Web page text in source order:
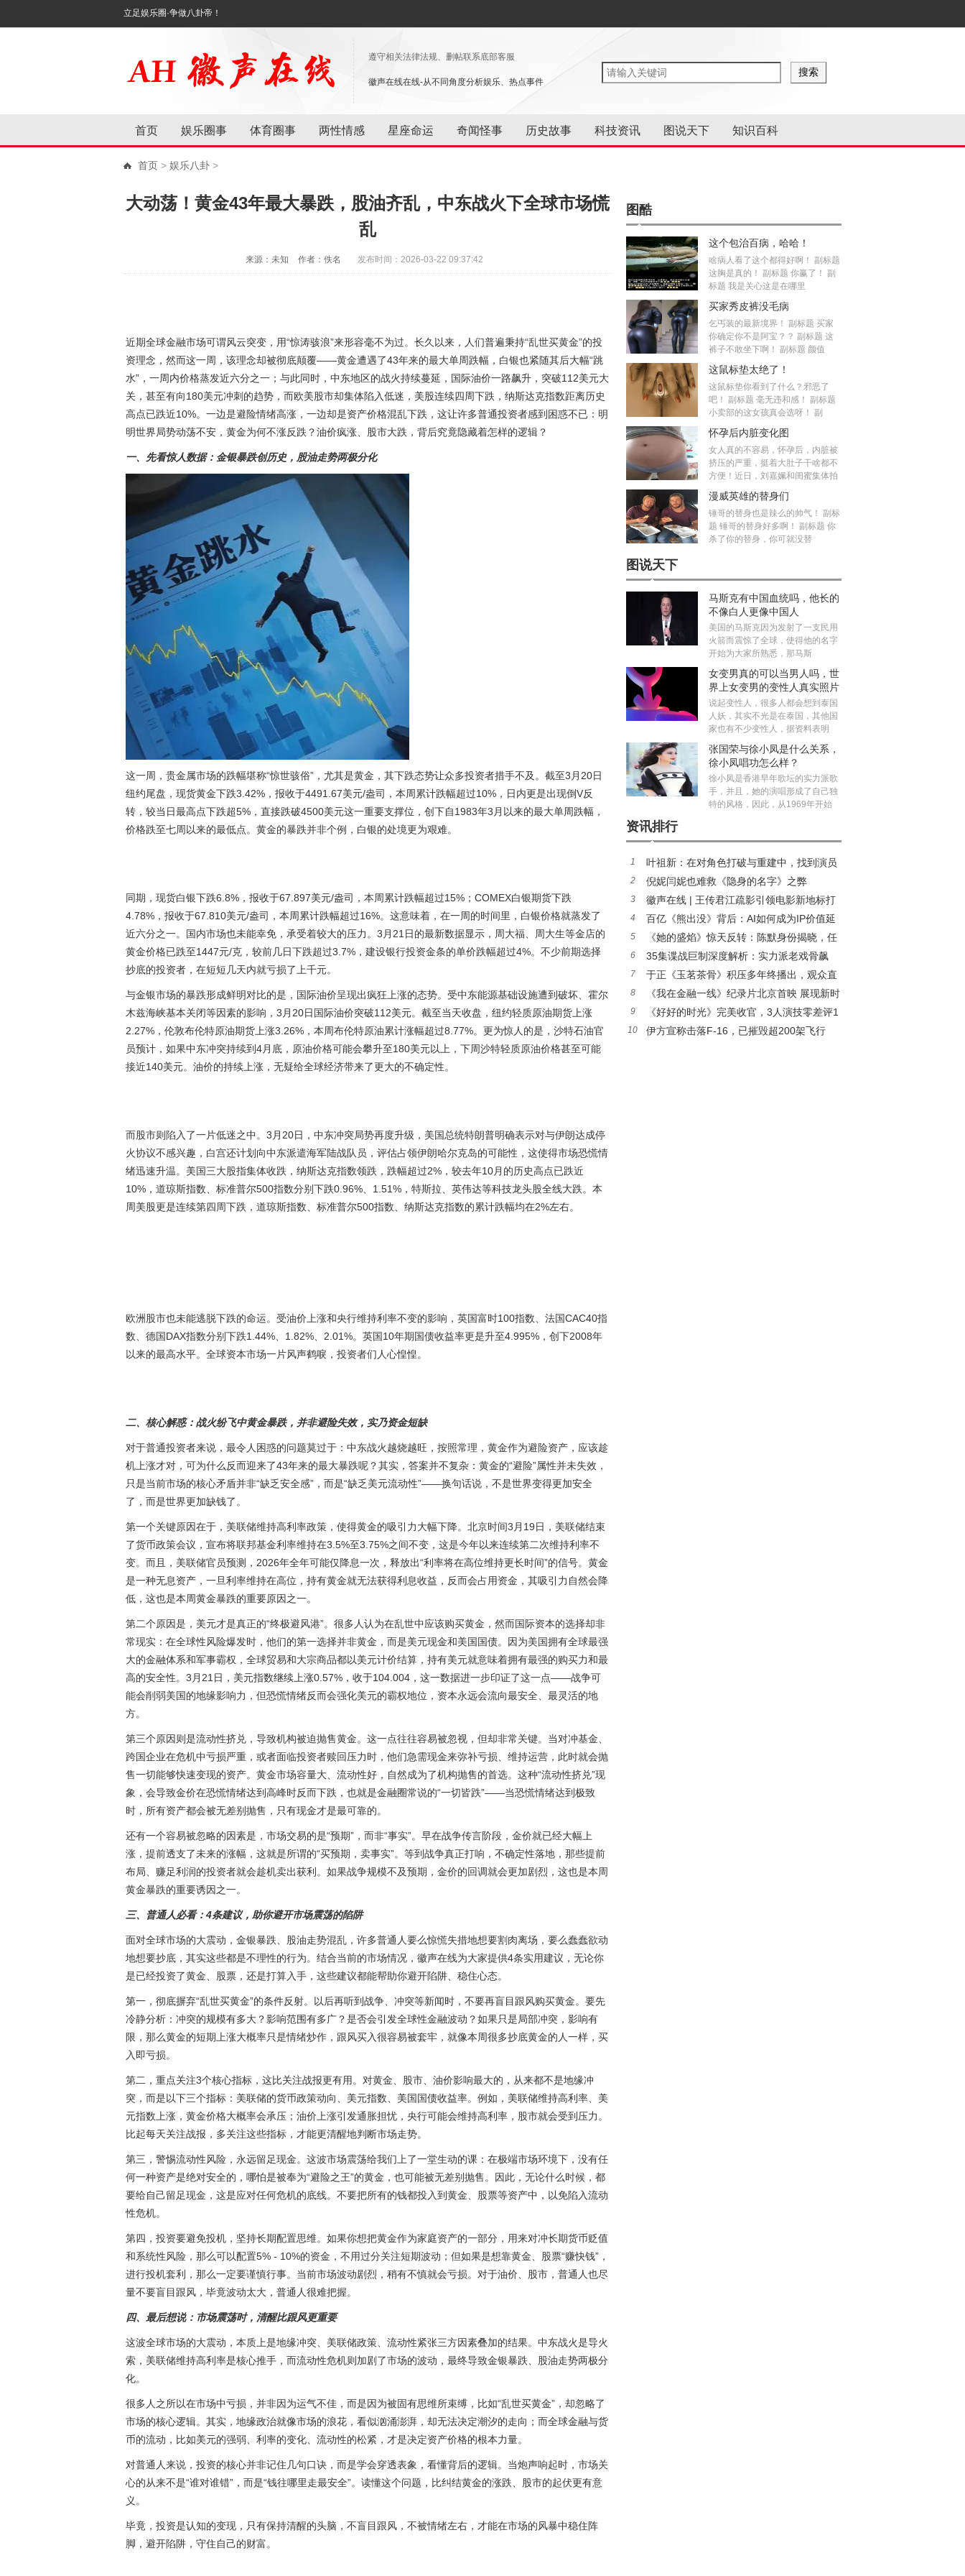
立足娱乐圈·争做八卦帝！
遵守相关法律法规、删帖联系底部客服
徽声在线在线-从不同角度分析娱乐、热点事件
首页 娱乐圈事 体育圈事 两性情感 星座命运 奇闻怪事 历史故事 科技资讯 图说天下 知识百科
首页 > 娱乐八卦 >
大动荡！黄金43年最大暴跌，股油齐乱，中东战火下全球市场慌
乱
来源：未知 作者：佚名 发布时间：2026-03-22 09:37:42
近期全球金融市场可谓风云突变，用“惊涛骇浪”来形容毫不为过。长久以来，人们普遍秉持“乱世买黄金”的投
资理念，然而这一周，该理念却被彻底颠覆——黄金遭遇了43年来的最大单周跌幅，白银也紧随其后大幅“跳
水”，一周内价格蒸发近六分之一；与此同时，中东地区的战火持续蔓延，国际油价一路飙升，突破112美元大
关，甚至有向180美元冲刺的趋势，而欧美股市却集体陷入低迷，美股连续四周下跌，纳斯达克指数距离历史
高点已跌近10%。一边是避险情绪高涨，一边却是资产价格混乱下跌，这让许多普通投资者感到困惑不已：明
明世界局势动荡不安，黄金为何不涨反跌？油价疯涨、股市大跌，背后究竟隐藏着怎样的逻辑？
一、先看惊人数据：金银暴跌创历史，股油走势两极分化
这一周，贵金属市场的跌幅堪称“惊世骇俗”，尤其是黄金，其下跌态势让众多投资者措手不及。截至3月20日
纽约尾盘，现货黄金下跌3.42%，报收于4491.67美元/盎司，本周累计跌幅超过10%，日内更是出现倒V反
转，较当日最高点下跌超5%，直接跌破4500美元这一重要支撑位，创下自1983年3月以来的最大单周跌幅，
价格跌至七周以来的最低点。黄金的暴跌并非个例，白银的处境更为艰难。
同期，现货白银下跌6.8%，报收于67.897美元/盎司，本周累计跌幅超过15%；COMEX白银期货下跌
4.78%，报收于67.810美元/盎司，本周累计跌幅超过16%。这意味着，在一周的时间里，白银价格就蒸发了
近六分之一。国内市场也未能幸免，承受着较大的压力。3月21日的最新数据显示，周大福、周大生等金店的
黄金价格已跌至1447元/克，较前几日下跌超过3.7%，建设银行投资金条的单价跌幅超过4%。不少前期选择
抄底的投资者，在短短几天内就亏损了上千元。
与金银市场的暴跌形成鲜明对比的是，国际油价呈现出疯狂上涨的态势。受中东能源基础设施遭到破坏、霍尔
木兹海峡基本关闭等因素的影响，3月20日国际油价突破112美元。截至当天收盘，纽约轻质原油期货上涨
2.27%，伦敦布伦特原油期货上涨3.26%，本周布伦特原油累计涨幅超过8.77%。更为惊人的是，沙特石油官
员预计，如果中东冲突持续到4月底，原油价格可能会攀升至180美元以上，下周沙特轻质原油价格甚至可能
接近140美元。油价的持续上涨，无疑给全球经济带来了更大的不确定性。
而股市则陷入了一片低迷之中。3月20日，中东冲突局势再度升级，美国总统特朗普明确表示对与伊朗达成停
火协议不感兴趣，白宫还计划向中东派遣海军陆战队员，评估占领伊朗哈尔克岛的可能性，这使得市场恐慌情
绪迅速升温。美国三大股指集体收跌，纳斯达克指数领跌，跌幅超过2%，较去年10月的历史高点已跌近
10%，道琼斯指数、标准普尔500指数分别下跌0.96%、1.51%，特斯拉、英伟达等科技龙头股全线大跌。本
周美股更是连续第四周下跌，道琼斯指数、标准普尔500指数、纳斯达克指数的累计跌幅均在2%左右。
欧洲股市也未能逃脱下跌的命运。受油价上涨和央行维持利率不变的影响，英国富时100指数、法国CAC40指
数、德国DAX指数分别下跌1.44%、1.82%、2.01%。英国10年期国债收益率更是升至4.995%，创下2008年
以来的最高水平。全球资本市场一片风声鹤唳，投资者们人心惶惶。
二、核心解惑：战火纷飞中黄金暴跌，并非避险失效，实乃资金短缺
对于普通投资者来说，最令人困惑的问题莫过于：中东战火越烧越旺，按照常理，黄金作为避险资产，应该趁
机上涨才对，可为什么反而迎来了43年来的最大暴跌呢？其实，答案并不复杂：黄金的“避险”属性并未失效，
只是当前市场的核心矛盾并非“缺乏安全感”，而是“缺乏美元流动性”——换句话说，不是世界变得更加安全
了，而是世界更加缺钱了。
第一个关键原因在于，美联储维持高利率政策，使得黄金的吸引力大幅下降。北京时间3月19日，美联储结束
了货币政策会议，宣布将联邦基金利率维持在3.5%至3.75%之间不变，这是今年以来连续第二次维持利率不
变。而且，美联储官员预测，2026年全年可能仅降息一次，释放出“利率将在高位维持更长时间”的信号。黄金
是一种无息资产，一旦利率维持在高位，持有黄金就无法获得利息收益，反而会占用资金，其吸引力自然会降
低，这也是本周黄金暴跌的重要原因之一。
第二个原因是，美元才是真正的“终极避风港”。很多人认为在乱世中应该购买黄金，然而国际资本的选择却非
常现实：在全球性风险爆发时，他们的第一选择并非黄金，而是美元现金和美国国债。因为美国拥有全球最强
大的金融体系和军事霸权，全球贸易和大宗商品都以美元计价结算，持有美元就意味着拥有最强的购买力和最
高的安全性。3月21日，美元指数继续上涨0.57%，收于104.004，这一数据进一步印证了这一点——战争可
能会削弱美国的地缘影响力，但恐慌情绪反而会强化美元的霸权地位，资本永远会流向最安全、最灵活的地
方。
第三个原因则是流动性挤兑，导致机构被迫抛售黄金。这一点往往容易被忽视，但却非常关键。当对冲基金、
跨国企业在危机中亏损严重，或者面临投资者赎回压力时，他们急需现金来弥补亏损、维持运营，此时就会抛
售一切能够快速变现的资产。黄金市场容量大、流动性好，自然成为了机构抛售的首选。这种“流动性挤兑”现
象，会导致金价在恐慌情绪达到高峰时反而下跌，也就是金融圈常说的“一切皆跌”——当恐慌情绪达到极致
时，所有资产都会被无差别抛售，只有现金才是最可靠的。
还有一个容易被忽略的因素是，市场交易的是“预期”，而非“事实”。早在战争传言阶段，金价就已经大幅上
涨，提前透支了未来的涨幅，这就是所谓的“买预期，卖事实”。等到战争真正打响，不确定性落地，那些提前
布局、赚足利润的投资者就会趁机卖出获利。如果战争规模不及预期，金价的回调就会更加剧烈，这也是本周
黄金暴跌的重要诱因之一。
三、普通人必看：4条建议，助你避开市场震荡的陷阱
面对全球市场的大震动，金银暴跌、股油走势混乱，许多普通人要么惊慌失措地想要割肉离场，要么蠢蠢欲动
地想要抄底，其实这些都是不理性的行为。结合当前的市场情况，徽声在线为大家提供4条实用建议，无论你
是已经投资了黄金、股票，还是打算入手，这些建议都能帮助你避开陷阱、稳住心态。
第一，彻底摒弃“乱世买黄金”的条件反射。以后再听到战争、冲突等新闻时，不要再盲目跟风购买黄金。要先
冷静分析：冲突的规模有多大？影响范围有多广？是否会引发全球性金融波动？如果只是局部冲突，影响有
限，那么黄金的短期上涨大概率只是情绪炒作，跟风买入很容易被套牢，就像本周很多抄底黄金的人一样，买
入即亏损。
第二，重点关注3个核心指标，这比关注战报更有用。对黄金、股市、油价影响最大的，从来都不是地缘冲
突，而是以下三个指标：美联储的货币政策动向、美元指数、美国国债收益率。例如，美联储维持高利率、美
元指数上涨，黄金价格大概率会承压；油价上涨引发通胀担忧，央行可能会维持高利率，股市就会受到压力。
比起每天关注战报，多关注这些指标，才能更清醒地判断市场走势。
第三，警惕流动性风险，永远留足现金。这波市场震荡给我们上了一堂生动的课：在极端市场环境下，没有任
何一种资产是绝对安全的，哪怕是被奉为“避险之王”的黄金，也可能被无差别抛售。因此，无论什么时候，都
要给自己留足现金，这是应对任何危机的底线。不要把所有的钱都投入到黄金、股票等资产中，以免陷入流动
性危机。
第四，投资要避免投机，坚持长期配置思维。如果你想把黄金作为家庭资产的一部分，用来对冲长期货币贬值
和系统性风险，那么可以配置5% - 10%的资金，不用过分关注短期波动；但如果是想靠黄金、股票“赚快钱”，
进行投机套利，那么一定要谨慎行事。当前市场波动剧烈，稍有不慎就会亏损。对于油价、股市，普通人也尽
量不要盲目跟风，毕竟波动太大，普通人很难把握。
四、最后想说：市场震荡时，清醒比跟风更重要
这波全球市场的大震动，本质上是地缘冲突、美联储政策、流动性紧张三方因素叠加的结果。中东战火是导火
索，美联储维持高利率是核心推手，而流动性危机则加剧了市场的波动，最终导致金银暴跌、股油走势两极分
化。
很多人之所以在市场中亏损，并非因为运气不佳，而是因为被固有思维所束缚，比如“乱世买黄金”，却忽略了
市场的核心逻辑。其实，地缘政治就像市场的浪花，看似汹涌澎湃，却无法决定潮汐的走向；而全球金融与货
币的流动，比如美元的强弱、利率的变化、流动性的松紧，才是决定资产价格的根本力量。
对普通人来说，投资的核心并非记住几句口诀，而是学会穿透表象，看懂背后的逻辑。当炮声响起时，市场关
心的从来不是“谁对谁错”，而是“钱往哪里走最安全”。读懂这个问题，比纠结黄金的涨跌、股市的起伏更有意
义。
毕竟，投资是认知的变现，只有保持清醒的头脑，不盲目跟风，不被情绪左右，才能在市场的风暴中稳住阵
脚，避开陷阱，守住自己的财富。
图酷
这个包治百病，哈哈！
啥病人看了这个都得好啊！ 副标题
这胸是真的！ 副标题 你赢了！ 副
标题 我是关心这是在哪里
买家秀皮裤没毛病
乞丐装的最新境界！ 副标题 买家
你确定你不是阿宝？？ 副标题 这
裤子不敢坐下啊！ 副标题 颜值
这鼠标垫太绝了！
这鼠标垫你看到了什么？邪恶了
吧！ 副标题 毫无违和感！ 副标题
小卖部的这女孩真会选呀！ 副
怀孕后内脏变化图
女人真的不容易，怀孕后，内脏被
挤压的严重，挺着大肚子干啥都不
方便！近日，刘嘉姵和闺蜜集体拍
漫威英雄的替身们
锤哥的替身也是辣么的帅气！ 副标
题 锤哥的替身好多啊！ 副标题 你
杀了你的替身，你可就没替
图说天下
马斯克有中国血统吗，他长的
不像白人更像中国人
美国的马斯克因为发射了一支民用
火箭而震惊了全球，使得他的名字
开始为大家所熟悉，那马斯
女变男真的可以当男人吗，世
界上女变男的变性人真实照片
说起变性人，很多人都会想到泰国
人妖，其实不光是在泰国，其他国
家也有不少变性人，据资料表明
张国荣与徐小凤是什么关系，
徐小凤唱功怎么样？
徐小凤是香港早年歌坛的实力派歌
手，并且，她的演唱形成了自己独
特的风格，因此，从1969年开始
资讯排行
1
叶祖新：在对角色打破与重建中，找到演员
的质感丨对话
2 倪妮闫妮也难救《隐身的名字》之弊
3
徽声在线 | 王传君江疏影引领电影新地标打
卡热潮
4
百亿《熊出没》背后：AI如何成为IP价值延
伸的“放大器”?
5
《她的盛焰》惊天反转：陈默身份揭晓，任
静投靠饶雨瓷竟藏十年布局
6
35集谍战巨制深度解析：实力派老戏骨飙
戏，这部剧让人直呼过瘾
7
于正《玉茗茶骨》积压多年终播出，观众直
呼：真没必要！
8
《我在金融一线》纪录片北京首映 展现新时
代金融守护者的温度与担当
9
《好好的时光》完美收官，3人演技零差评1
人逆风翻红，她却因演技遭吐槽
10
伊方宣称击落F-16，已摧毁超200架飞行